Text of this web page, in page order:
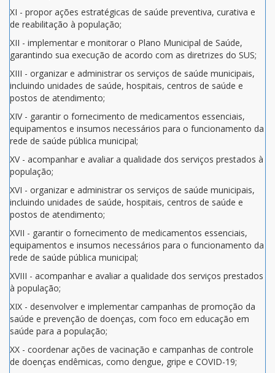
XI - propor ações estratégicas de saúde preventiva, curativa e
de reabilitação à população;
XII - implementar e monitorar o Plano Municipal de Saúde,
garantindo sua execução de acordo com as diretrizes do SUS;
XIII - organizar e administrar os serviços de saúde municipais,
incluindo unidades de saúde, hospitais, centros de saúde e
postos de atendimento;
XIV - garantir o fornecimento de medicamentos essenciais,
equipamentos e insumos necessários para o funcionamento da
rede de saúde pública municipal;
XV - acompanhar e avaliar a qualidade dos serviços prestados à
população;
XVI - organizar e administrar os serviços de saúde municipais,
incluindo unidades de saúde, hospitais, centros de saúde e
postos de atendimento;
XVII - garantir o fornecimento de medicamentos essenciais,
equipamentos e insumos necessários para o funcionamento da
rede de saúde pública municipal;
XVIII - acompanhar e avaliar a qualidade dos serviços prestados
à população;
XIX - desenvolver e implementar campanhas de promoção da
saúde e prevenção de doenças, com foco em educação em
saúde para a população;
XX - coordenar ações de vacinação e campanhas de controle
de doenças endêmicas, como dengue, gripe e COVID-19;